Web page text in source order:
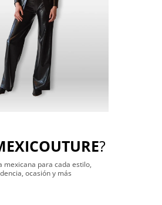
?
mexicana para cada estilo,
ocasión y más